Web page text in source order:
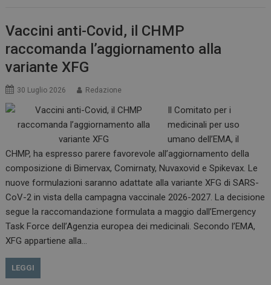
Vaccini anti-Covid, il CHMP
raccomanda l’aggiornamento alla
variante XFG
30 Luglio 2026 Redazione
Il Comitato per i
medicinali per uso
umano dell’EMA, il
CHMP, ha espresso parere favorevole all’aggiornamento della
composizione di Bimervax, Comirnaty, Nuvaxovid e Spikevax. Le
nuove formulazioni saranno adattate alla variante XFG di SARS-
CoV-2 in vista della campagna vaccinale 2026-2027. La decisione
segue la raccomandazione formulata a maggio dall’Emergency
Task Force dell’Agenzia europea dei medicinali. Secondo l’EMA,
XFG appartiene alla…
LEGGI
tracking-sites-
www.dailyhealthindustry.it
2 giorni
ARRAffinity
Microsoft Corporation
.www.dailyhealthindustry.it
Sessione